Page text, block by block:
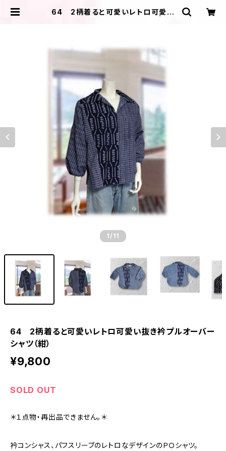
64 2柄着ると可愛いレトロ可愛い
1 /11
64 2柄着ると可愛いレトロ可愛い抜き衿プルオーバー
シャツ（紺）
¥9,800
SOLD OUT
＊１点物・再出品できません。＊
衿コンシャス、パフスリーブのレトロなデザインのＰＯシャツ。